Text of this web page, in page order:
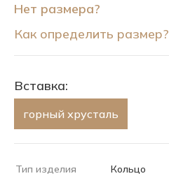
Нет размера?
Как определить размер?
Вставка:
горный хрусталь
Тип изделия
Кольцо